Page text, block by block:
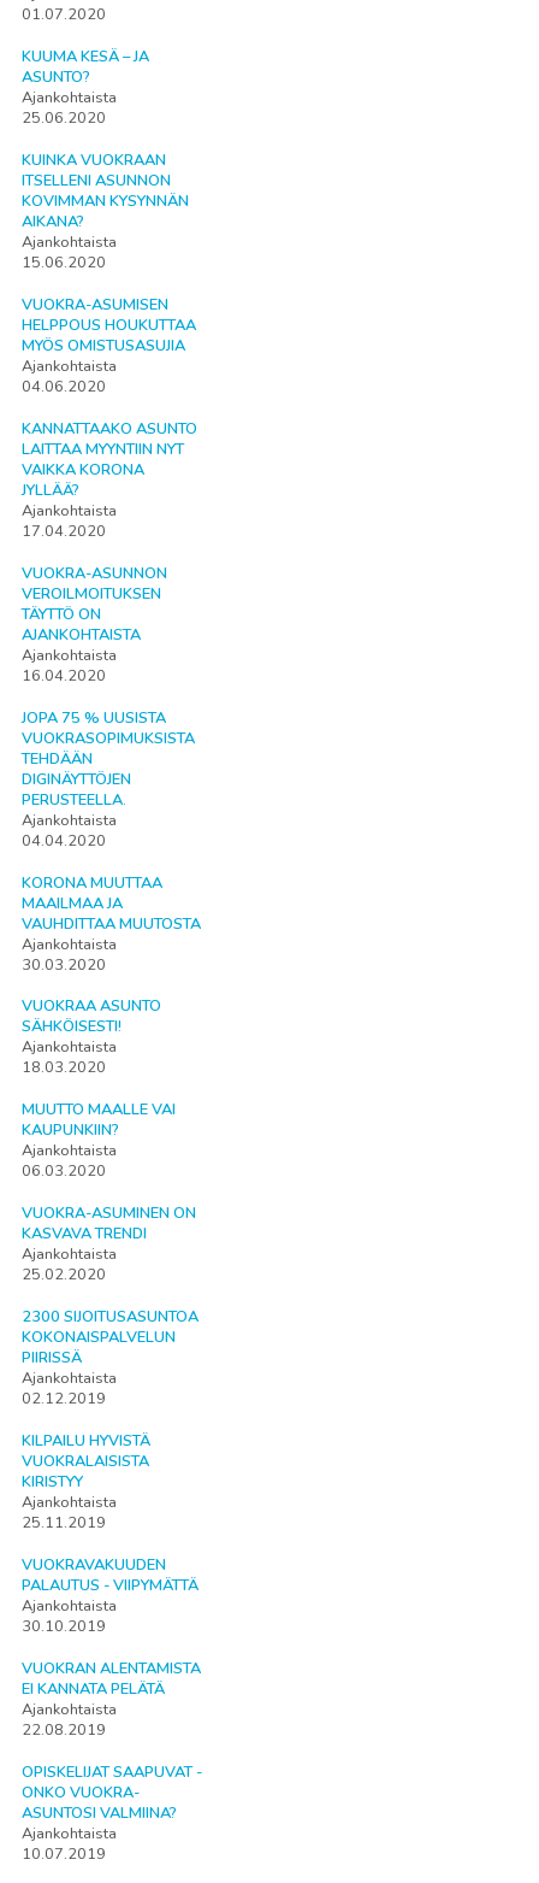
01.07.2020
KUUMA KESÄ – JA
ASUNTO?
Ajankohtaista
25.06.2020
KUINKA VUOKRAAN
ITSELLENI ASUNNON
KOVIMMAN KYSYNNÄN
AIKANA?
Ajankohtaista
15.06.2020
VUOKRA-ASUMISEN
HELPPOUS HOUKUTTAA
MYÖS OMISTUSASUJIA
Ajankohtaista
04.06.2020
KANNATTAAKO ASUNTO
LAITTAA MYYNTIIN NYT
VAIKKA KORONA
JYLLÄÄ?
Ajankohtaista
17.04.2020
VUOKRA-ASUNNON
VEROILMOITUKSEN
TÄYTTÖ ON
AJANKOHTAISTA
Ajankohtaista
16.04.2020
JOPA 75 % UUSISTA
VUOKRASOPIMUKSISTA
TEHDÄÄN
DIGINÄYTTÖJEN
PERUSTEELLA.
Ajankohtaista
04.04.2020
KORONA MUUTTAA
MAAILMAA JA
VAUHDITTAA MUUTOSTA
Ajankohtaista
30.03.2020
VUOKRAA ASUNTO
SÄHKÖISESTI!
Ajankohtaista
18.03.2020
MUUTTO MAALLE VAI
KAUPUNKIIN?
Ajankohtaista
06.03.2020
VUOKRA-ASUMINEN ON
KASVAVA TRENDI
Ajankohtaista
25.02.2020
2300 SIJOITUSASUNTOA
KOKONAISPALVELUN
PIIRISSÄ
Ajankohtaista
02.12.2019
KILPAILU HYVISTÄ
VUOKRALAISISTA
KIRISTYY
Ajankohtaista
25.11.2019
VUOKRAVAKUUDEN
PALAUTUS - VIIPYMÄTTÄ
Ajankohtaista
30.10.2019
VUOKRAN ALENTAMISTA
EI KANNATA PELÄTÄ
Ajankohtaista
22.08.2019
OPISKELIJAT SAAPUVAT -
ONKO VUOKRA-
ASUNTOSI VALMIINA?
Ajankohtaista
10.07.2019